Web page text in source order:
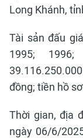
Long Khánh,
Tài sản đấu
1995;
đồng; tiền hồ
Thời gian, địa
ngày 06/6/